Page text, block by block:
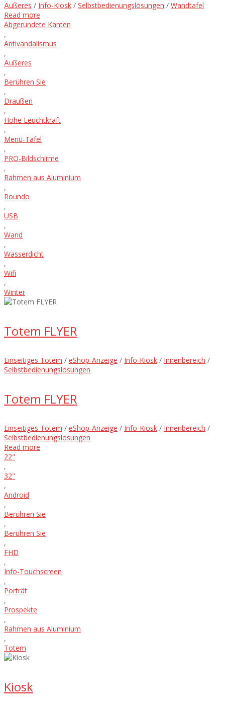
Äußeres / Info-Kiosk / Selbstbedienungslösungen / Wandtafel
Read more
Abgerundete Kanten
,
Antivandalismus
,
Äußeres
,
Berühren Sie
,
Draußen
,
Hohe Leuchtkraft
,
Menü-Tafel
,
PRO-Bildschirme
,
Rahmen aus Aluminium
,
Roundo
,
USB
,
Wand
,
Wasserdicht
,
Wifi
,
Winter
Totem FLYER
Einseitiges Totem / eShop-Anzeige / Info-Kiosk / Innenbereich /
Selbstbedienungslösungen
Totem FLYER
Einseitiges Totem / eShop-Anzeige / Info-Kiosk / Innenbereich /
Selbstbedienungslösungen
Read more
22"
,
32"
,
Android
,
Berühren Sie
,
Berühren Sie
,
FHD
,
Info-Touchscreen
,
Porträt
,
Prospekte
,
Rahmen aus Aluminium
,
Totem
Kiosk